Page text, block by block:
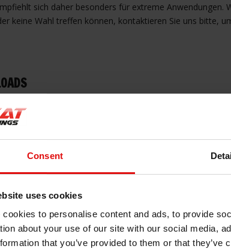
Consent
uses cookies
cookies to personalise content and ads, to provide
about your use of our site with our social media,
that you’ve provided to them or that
sich daher besonders für extreme Anwendungen.
keine Wahl treffen können, kontaktieren Sie uns bitte,
Gold.pdf
Informationen über das DEI Reflect-A-GOLD™
#hittematten#hitteschild#hittewerend
mat#hittewerende tape